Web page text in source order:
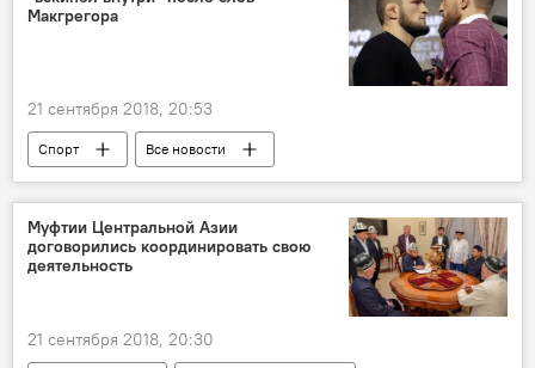
Макгрегора
21 сентября 2018, 20:53
Спорт
Все новости
Хабиб Нурмагомедов
Конор Макгрегор
Муфтии Центральной Азии
договорились координировать свою
деятельность
21 сентября 2018, 20:30